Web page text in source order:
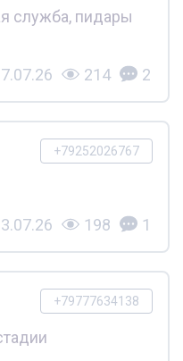
служба, пидары
214 2
+79252026767
198 1
+79777634138